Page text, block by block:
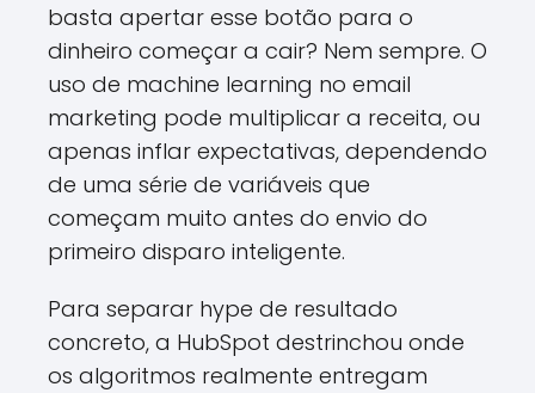
basta apertar esse botão para o
dinheiro começar a cair? Nem sempre. O
uso de machine learning no email
marketing pode multiplicar a receita, ou
apenas inflar expectativas, dependendo
de uma série de variáveis que
começam muito antes do envio do
primeiro disparo inteligente.
Para separar hype de resultado
concreto, a HubSpot destrinchou onde
os algoritmos realmente entregam